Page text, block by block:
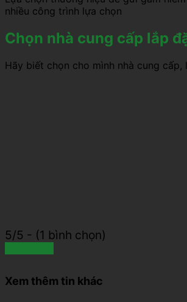
nhiều công trình lựa chọn
Chọn nhà cung cấp lắp
Hãy biết chọn cho mình nhà cung
5/5 - (1 bình chọn)
Xem thêm tin khác